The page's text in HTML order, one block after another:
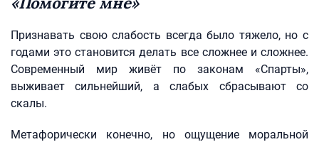
Признавать свою слабость всегда было тяжело, но с
годами это становится делать все сложнее и сложнее.
Современный мир живёт по законам «Спарты»,
выживает сильнейший, а слабых сбрасывают со
скалы.
Метафорически конечно, но ощущение моральной